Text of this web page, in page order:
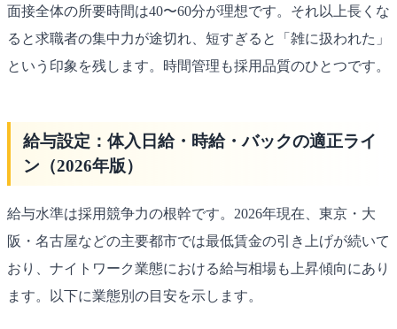
面接全体の所要時間は40〜60分が理想です。それ以上長くな
ると求職者の集中力が途切れ、短すぎると「雑に扱われた」
という印象を残します。時間管理も採用品質のひとつです。
給与設定：体入日給・時給・バックの適正ライ
ン（2026年版）
給与水準は採用競争力の根幹です。2026年現在、東京・大
阪・名古屋などの主要都市では最低賃金の引き上げが続いて
おり、ナイトワーク業態における給与相場も上昇傾向にあり
ます。以下に業態別の目安を示します。